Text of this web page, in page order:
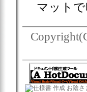
マットで
お陰さ